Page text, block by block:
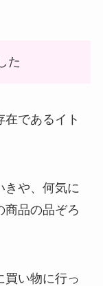
た
であるイト
きや、何気に
商品の品ぞろ
買い物に行っ